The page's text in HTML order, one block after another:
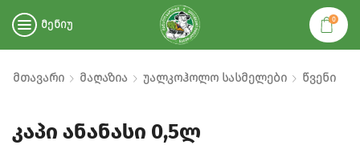
ᲛᲔᲜᲘᲣ 0
Მთავარი Მაღაზია Უალკოჰოლო Სასმელები Წვენი
კაპი ანანასი 0,5ლ